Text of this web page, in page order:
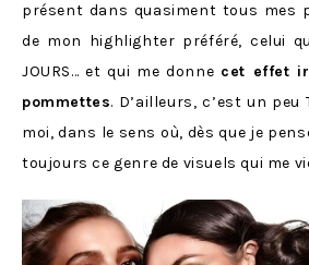
présent dans quasiment tous mes
de mon highlighter préféré, celui
JOURS… et qui me donne cet effet
pommettes. D’ailleurs, c’est un peu
moi, dans le sens où, dès que je
toujours ce genre de visuels qui me